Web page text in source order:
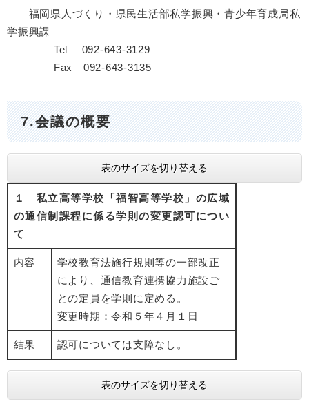
福岡県人づくり・県民生活部私学振興・青少年育成局私
学振興課
Tel 092-643-3129
Fax 092-643-3135
7.会議の概要
表のサイズを切り替える
１ 私立高等学校「福智高等学校」の広域
の通信制課程に係る学則の変更認可につい
て
内容
学校教育法施行規則等の一部改正
により、通信教育連携協力施設ご
との定員を学則に定める。
変更時期：令和５年４月１日
結果 認可については支障なし。
表のサイズを切り替える